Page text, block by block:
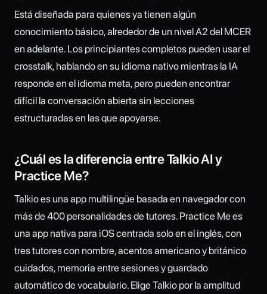
Está diseñada para quienes ya tienen algún
conocimiento básico, alrededor de un nivel A2 del MCER
en adelante. Los principiantes completos pueden usar el
crosstalk, hablando en su idioma nativo mientras la IA
responde en el idioma meta, pero pueden encontrar
difícil la conversación abierta sin lecciones
estructuradas en las que apoyarse.
¿Cuál es la diferencia entre Talkio AI y
Practice Me?
Talkio es una app multilingüe basada en navegador con
más de 400 personalidades de tutores. Practice Me es
una app nativa para iOS centrada solo en el inglés, con
tres tutores con nombre, acentos americano y británico
cuidados, memoria entre sesiones y guardado
automático de vocabulario. Elige Talkio por la amplitud